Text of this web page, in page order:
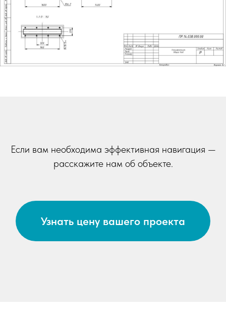
Если вам необходима эффективная навигация —
расскажите нам об объекте.
Узнать цену вашего проекта